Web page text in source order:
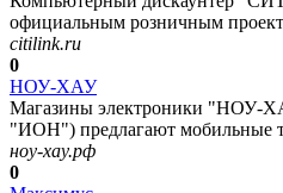
официальным розничным
citilink.ru
0
НОУ-ХАУ
Магазины электроники "НОУ-
"ИОН") предлагают мобильные
ноу-хау.рф
0